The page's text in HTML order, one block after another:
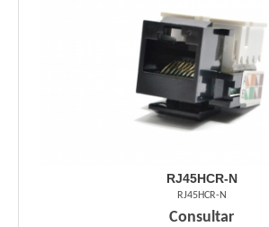
RJ45HCR-N
RJ45HCR-N
Consultar